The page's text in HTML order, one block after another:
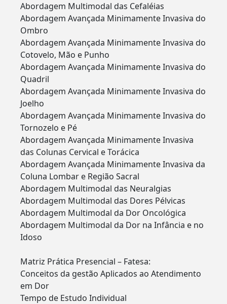
Abordagem Multimodal das Cefaléias
Abordagem Avançada Minimamente Invasiva do
Ombro
Abordagem Avançada Minimamente Invasiva do
Cotovelo, Mão e Punho
Abordagem Avançada Minimamente Invasiva do
Quadril
Abordagem Avançada Minimamente Invasiva do
Joelho
Abordagem Avançada Minimamente Invasiva do
Tornozelo e Pé
Abordagem Avançada Minimamente Invasiva
das Colunas Cervical e Torácica
Abordagem Avançada Minimamente Invasiva da
Coluna Lombar e Região Sacral
Abordagem Multimodal das Neuralgias
Abordagem Multimodal das Dores Pélvicas
Abordagem Multimodal da Dor Oncológica
Abordagem Multimodal da Dor na Infância e no
Idoso
Matriz Prática Presencial – Fatesa:
Conceitos da gestão Aplicados ao Atendimento
em Dor
Tempo de Estudo Individual